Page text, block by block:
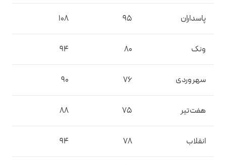
پاسداران 95
108
ونک 80
94
سهروردی 76
90
هفت‌تیر 75
88
انقلاب 78
94